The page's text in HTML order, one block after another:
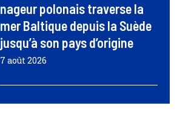
nageur polonais traverse la
mer Baltique depuis la Suède
jusqu’à son pays d’origine
7 août 2026